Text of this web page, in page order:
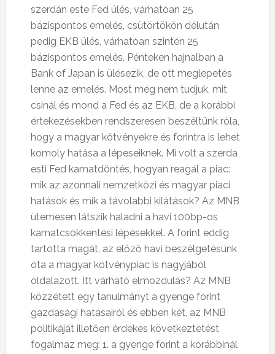
szerdán este Fed ülés, várhatóan 25
bázispontos emelés, csütörtökön délután
pedig EKB ülés, várhatóan szintén 25
bázispontos emelés. Pénteken hajnalban a
Bank of Japan is ülésezik, de ott meglepetés
lenne az emelés. Most még nem tudjuk, mit
csinál és mond a Fed és az EKB, de a korábbi
értekezésekben rendszeresen beszéltünk róla,
hogy a magyar kötvényekre és forintra is lehet
komoly hatása a lépeseiknek. Mi volt a szerda
esti Fed kamatdöntés, hogyan reagál a piac:
mik az azonnali nemzetközi és magyar piaci
hatások és mik a távolabbi kilátások? Az MNB
ütemesen látszik haladni a havi 100bp-os
kamatcsökkentési lépésekkel. A forint eddig
tartotta magát, az előző havi beszélgetésünk
óta a magyar kötvénypiac is nagyjából
oldalazott. Itt várható elmozdulás? Az MNB
közzétett egy tanulmányt a gyenge forint
gazdasági hatásairól és ebben két, az MNB
politikáját illetően érdekes következtetést
fogalmaz meg: 1. a gyenge forint a korábbinál